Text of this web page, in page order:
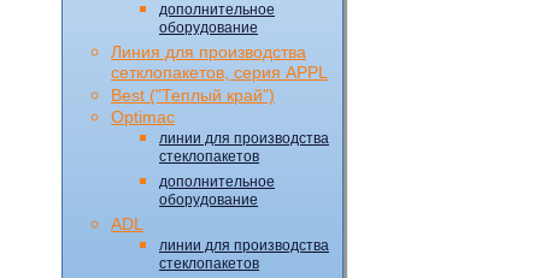
дополнительное
оборудование
Линия для производства
сетклопакетов, серия APPL
Best ("Теплый край")
Optimac
линии для производства
стеклопакетов
дополнительное
оборудование
ADL
линии для производства
стеклопакетов